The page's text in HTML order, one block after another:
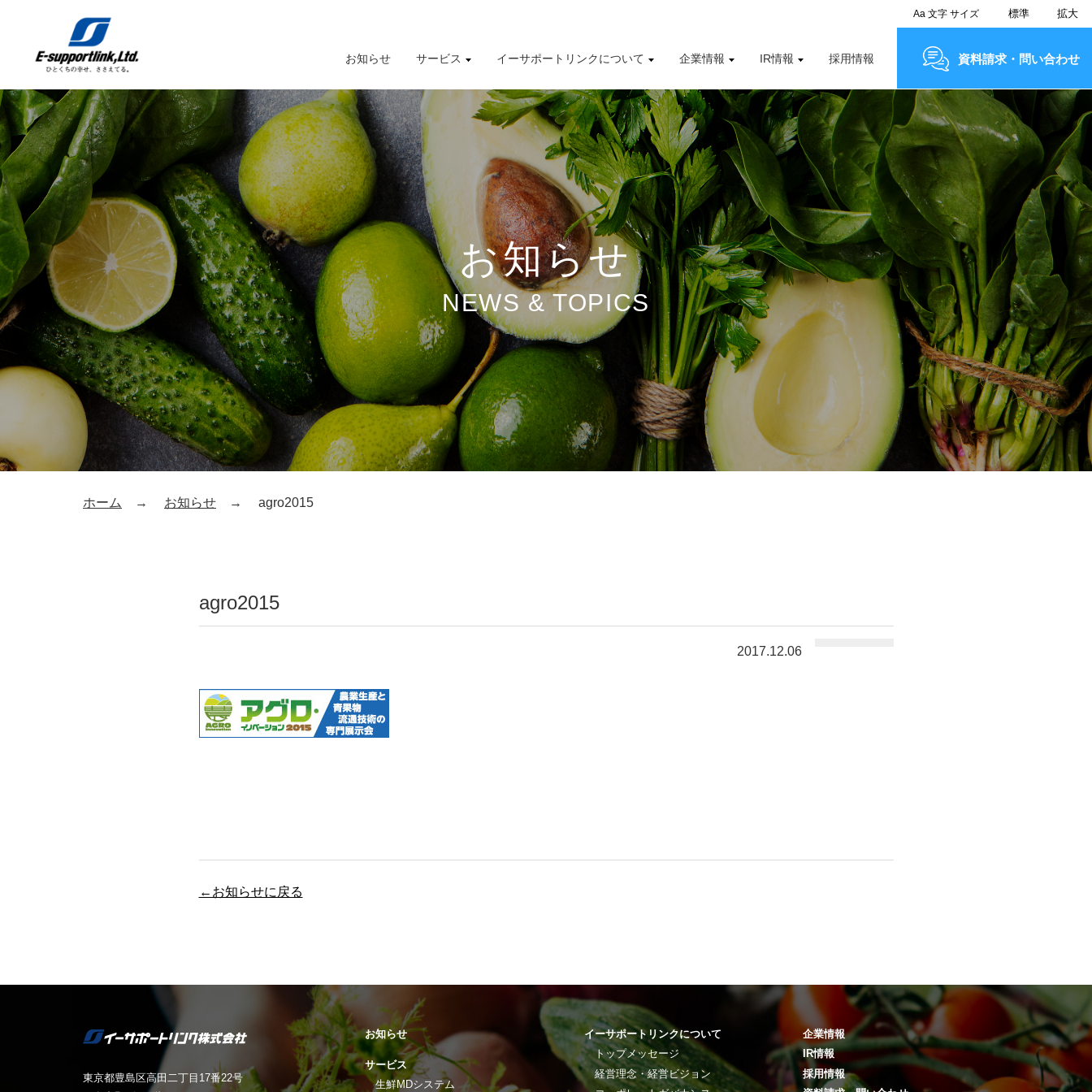
お知らせ サービス
サービスTOP
生鮮MDシステム
イーサポートリンクシステム
業務受託サービス（BPO）
農産物の生産・調達・販売
Marché+（マルシェプラス）
es-Marché（エスマルシェ）
イーサポートリンクについて
イーサポートリンクについてTOP
トップメッセージ
経営理念・経営ビジョン
コーポレートガバナンス
サスティナビリティへの取り組み
ブランドストーリー
企業情報
企業情報TOP
企業概要
事業所案内
関係会社
これまでの歩み
IR情報
IR情報TOP
IRニュース
IRカレンダー
IRライブラリー
株式情報
有価証券報告書
財務業績ハイライト
採用情報
Aa文字サイズ 標準 拡大
資料請求・問い合わせ
お知らせ
NEWS & TOPICS
ホーム お知らせ agro2015
agro2015
2017.12.06
←お知らせに戻る
東京都豊島区高田二丁目17番22号
お知らせ
サービス
生鮮MDシステム
イーサポートリンクについて
トップメッセージ
経営理念・経営ビジョン
企業情報
IR情報
採用情報